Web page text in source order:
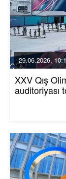
29.06.2026,
XXV Qış
auditoriyası